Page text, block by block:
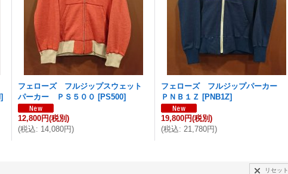
]
フェローズ フルジップスウェット
パーカー ＰＳ５００ [PS500]
12,800円(税別)
(税込: 14,080円)
フェローズ フルジップパーカー
ＰＮＢ１Ｚ [PNB1Z]
19,800円(税別)
(税込: 21,780円)
リセット